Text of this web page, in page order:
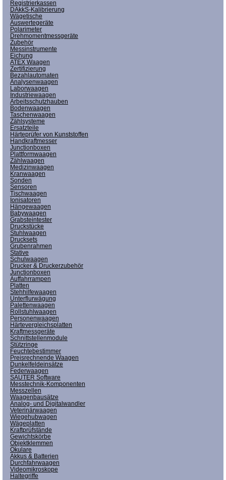
Registrierkassen
DAkkS-Kalibrierung
Wägetische
Auswertegeräte
Polarimeter
Drehmomentmessgeräte
Zubehör
Messinstrumente
Eichung
ATEX Waagen
Zertifizierung
Bezahlautomaten
Analysenwaagen
Laborwaagen
Industriewaagen
Arbeitsschutzhauben
Bodenwaagen
Taschenwaagen
Zählsysteme
Ersatzteile
Härteprüfer von Kunststoffen
Handkraftmesser
Junctionboxen
Plattformwaagen
Zählwaagen
Medizinwaagen
Kranwaagen
Sonden
Sensoren
Tischwaagen
Ionisatoren
Hängewaagen
Babywaagen
Grabsteintester
Druckstücke
Stuhlwaagen
Drucksets
Grubenrahmen
Stative
Schulwaagen
Drucker & Druckerzubehör
Junctionboxen
Auffahrrampen
Platten
Stehhilfewaagen
Unterflurwägung
Palettenwaagen
Rollstuhlwaagen
Personenwaagen
Härtevergleichsplatten
Kraftmessgeräte
Schnittstellenmodule
Stützringe
Feuchtebestimmer
Preisrechnende Waagen
Dunkelfeldeinsätze
Federwaagen
SAUTER Software
Messtechnik-Komponenten
Messzellen
Waagenbausätze
Analog- und Digitalwandler
Veterinärwaagen
Wiegehubwagen
Wägeplatten
Kraftprüfstände
Gewichtskörbe
Objektklemmen
Okulare
Akkus & Batterien
Durchfahrwaagen
Videomikroskope
Haltegriffe